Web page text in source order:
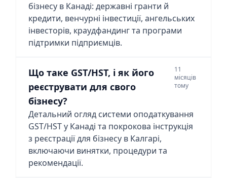
бізнесу в Канаді: державні гранти й
кредити, венчурні інвестиції, ангельських
інвесторів, краудфандинг та програми
підтримки підприємців.
Що таке GST/HST, і як його
реєструвати для свого
бізнесу?
11
місяців
тому
Детальний огляд системи оподаткування
GST/HST у Канаді та покрокова інструкція
з реєстрації для бізнесу в Калгарі,
включаючи винятки, процедури та
рекомендації.